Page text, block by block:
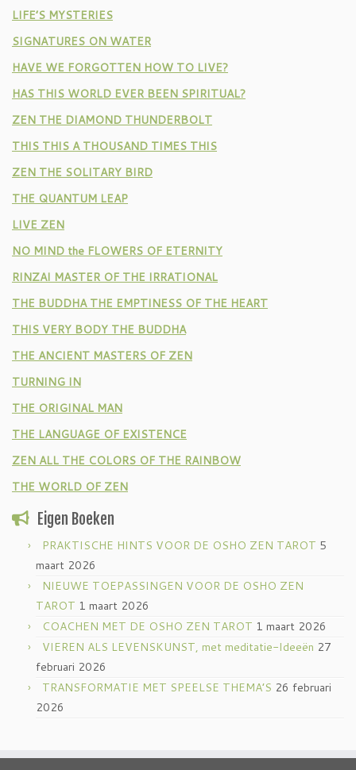
LIFE’S MYSTERIES
SIGNATURES ON WATER
HAVE WE FORGOTTEN HOW TO LIVE?
HAS THIS WORLD EVER BEEN SPIRITUAL?
ZEN THE DIAMOND THUNDERBOLT
THIS THIS A THOUSAND TIMES THIS
ZEN THE SOLITARY BIRD
THE QUANTUM LEAP
LIVE ZEN
NO MIND the FLOWERS OF ETERNITY
RINZAI MASTER OF THE IRRATIONAL
THE BUDDHA THE EMPTINESS OF THE HEART
THIS VERY BODY THE BUDDHA
THE ANCIENT MASTERS OF ZEN
TURNING IN
THE ORIGINAL MAN
THE LANGUAGE OF EXISTENCE
ZEN ALL THE COLORS OF THE RAINBOW
THE WORLD OF ZEN
Eigen Boeken
PRAKTISCHE HINTS VOOR DE OSHO ZEN TAROT 5
maart 2026
NIEUWE TOEPASSINGEN VOOR DE OSHO ZEN
TAROT 1 maart 2026
COACHEN MET DE OSHO ZEN TAROT 1 maart 2026
VIEREN ALS LEVENSKUNST, met meditatie-Ideeën 27
februari 2026
TRANSFORMATIE MET SPEELSE THEMA’S 26 februari
2026